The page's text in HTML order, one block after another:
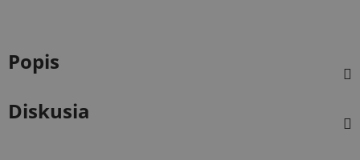
Popis
Diskusia